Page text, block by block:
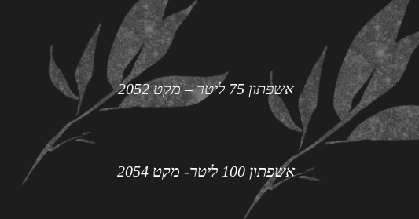
אשפתון 75 ליטר – מקט 2052
אשפתון 100 ליטר- מקט 2054